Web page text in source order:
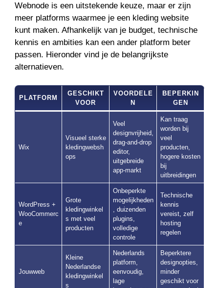
Webnode is een uitstekende keuze, maar er zijn
meer platforms waarmee je een kleding website
kunt maken. Afhankelijk van je budget, technische
kennis en ambities kan een ander platform beter
passen. Hieronder vind je de belangrijkste
alternatieven.
PLATFORM
GESCHIKT
VOOR
VOORDELE
N
BEPERKIN
GEN
Wix
Visueel sterke
kledingwebsh
ops
Veel
designvrijheid,
drag-and-drop
editor,
uitgebreide
app-markt
Kan traag
worden bij
veel
producten,
hogere kosten
bij
uitbreidingen
WordPress +
WooCommerc
e
Grote
kledingwinkel
s met veel
producten
Onbeperkte
mogelijkheden
, duizenden
plugins,
volledige
controle
Technische
kennis
vereist, zelf
hosting
regelen
Jouwweb
Kleine
Nederlandse
kledingwinkel
s
Nederlands
platform,
eenvoudig,
lage
Beperktere
designopties,
minder
geschikt voor